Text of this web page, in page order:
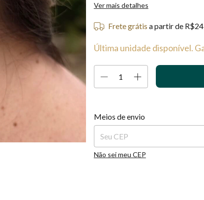
Ver mais detalhes
Frete grátis a partir de
Última unidade disponível.
Entregas para o CEP:
Meios de envio
Não sei meu CEP